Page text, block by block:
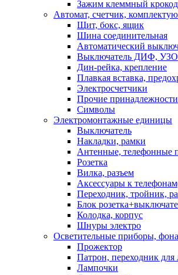
Зажим клеммный
Автомат, счетчик,
Щит, бокс, ящик
Шина соединительная
Автоматический
Выключатель ДИФ, УЗО
Дин-рейка, крепление
Плавкая вставка,
Электросчетчики
Прочие принадлежности
Символы
Электромонтажные единицы
Выключатель
Накладки, рамки
Антенные, телефонные
Розетка
Вилка, разъем
Аксессуары к
Переходник, тройник,
Блок
Колодка, корпус
Шнуры электро
Осветительные приборы,
Прожектор
Патрон, переходник для
Лампочки